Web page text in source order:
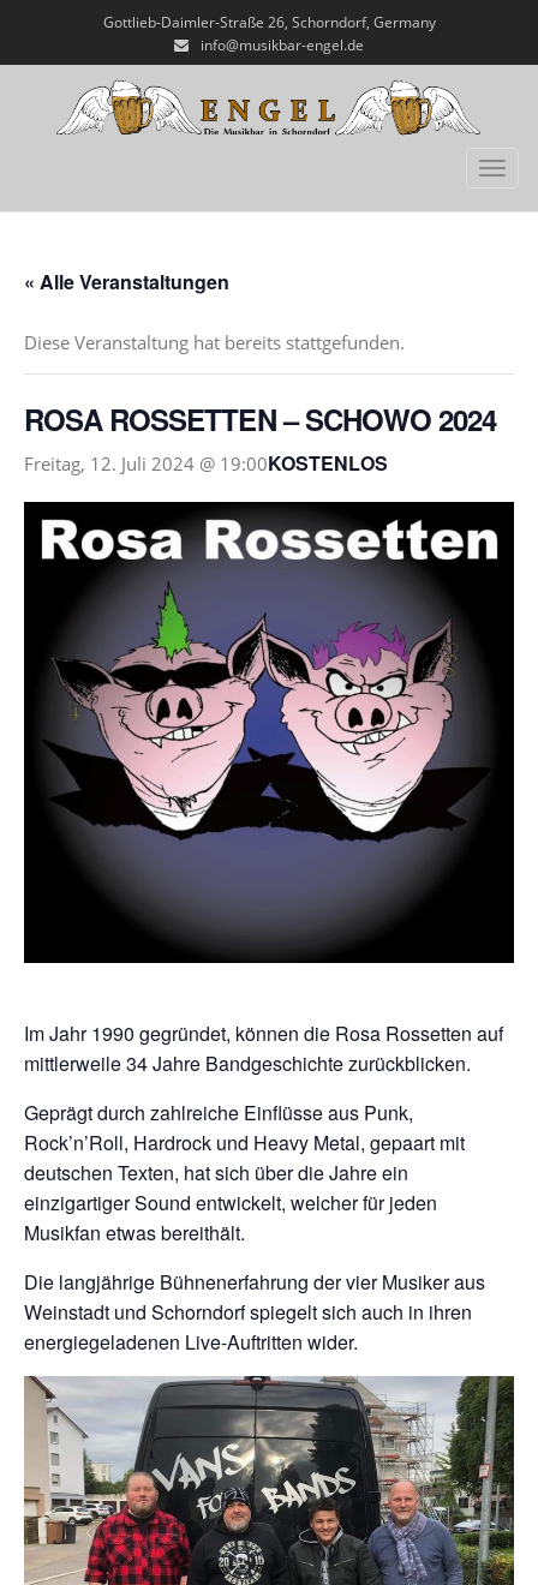
Gottlieb-Daimler-Straße 26, Schorndorf, Germany
info@musikbar-engel.de
« Alle Veranstaltungen
Diese Veranstaltung hat bereits stattgefunden.
ROSA ROSSETTEN – SCHOWO 2024
Freitag, 12. Juli 2024 @ 19:00KOSTENLOS
Im Jahr 1990 gegründet, können die Rosa Rossetten auf
mittlerweile 34 Jahre Bandgeschichte zurückblicken.
Geprägt durch zahlreiche Einflüsse aus Punk,
Rock’n’Roll, Hardrock und Heavy Metal, gepaart mit
deutschen Texten, hat sich über die Jahre ein
einzigartiger Sound entwickelt, welcher für jeden
Musikfan etwas bereithält.
Die langjährige Bühnenerfahrung der vier Musiker aus
Weinstadt und Schorndorf spiegelt sich auch in ihren
energiegeladenen Live-Auftritten wider.